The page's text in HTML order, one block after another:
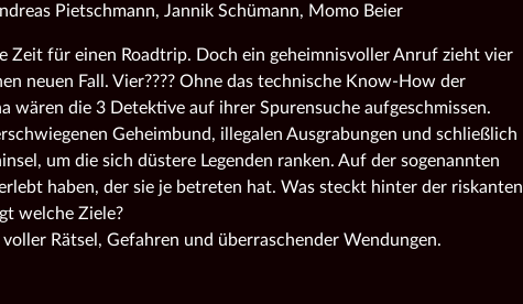
Pietschmann, Jannik Schümann, Momo Beier
Zeit für einen Roadtrip. Doch ein geheimnisvoller Anruf zieht vier
neuen Fall. Vier???? Ohne das technische Know-How der
wären die 3 Detektive auf ihrer Spurensuche aufgeschmissen.
Geheimbund, illegalen Ausgrabungen und schließlich
um die sich düstere Legenden ranken. Auf der sogenannten
haben, der sie je betreten hat. Was steckt hinter der riskanten
welche Ziele?
Rätsel, Gefahren und überraschender Wendungen.